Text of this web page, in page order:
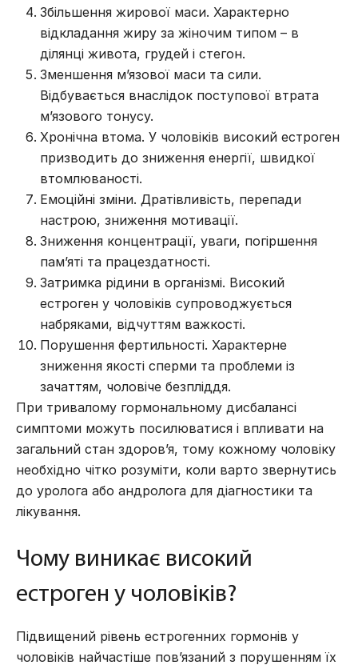
Збільшення жирової маси. Характерно
відкладання жиру за жіночим типом – в
ділянці живота, грудей і стегон.
Зменшення м’язової маси та сили.
Відбувається внаслідок поступової втрата
м’язового тонусу.
Хронічна втома. У чоловіків високий естроген
призводить до зниження енергії, швидкої
втомлюваності.
Емоційні зміни. Дратівливість, перепади
настрою, зниження мотивації.
Зниження концентрації, уваги, погіршення
пам’яті та працездатності.
Затримка рідини в організмі. Високий
естроген у чоловіків супроводжується
набряками, відчуттям важкості.
Порушення фертильності. Характерне
зниження якості сперми та проблеми із
зачаттям, чоловіче безпліддя.
При тривалому гормональному дисбалансі
симптоми можуть посилюватися і впливати на
загальний стан здоров’я, тому кожному чоловіку
необхідно чітко розуміти, коли варто звернутись
до уролога або андролога для діагностики та
лікування.
Чому виникає високий
естроген у чоловіків?
Підвищений рівень естрогенних гормонів у
чоловіків найчастіше пов’язаний з порушенням їх